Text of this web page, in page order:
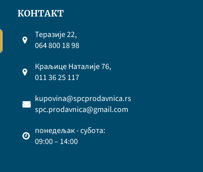
КОНТАКТ
Теразије 22,
064 800 18 98
Краљице Наталије 76,
011 36 25 117
kupovina@spcprodavnica.rs
spc.prodavnica@gmail.com
понедељак - субота:
09:00 – 14:00